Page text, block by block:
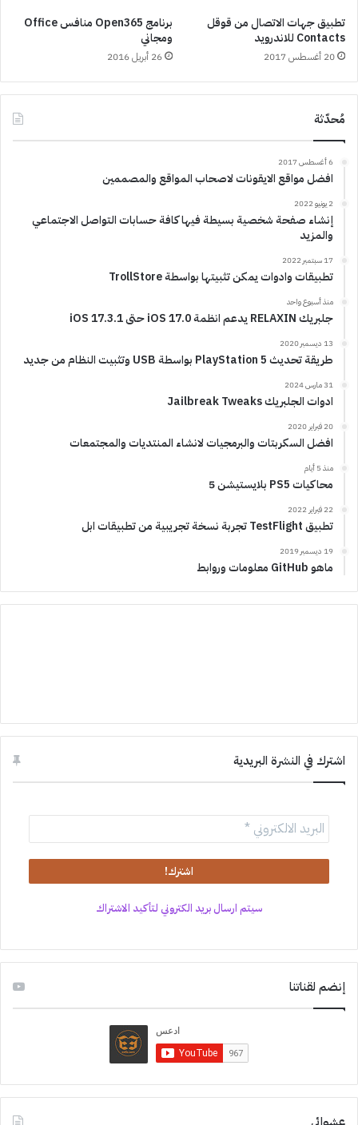
تطبيق جهات الاتصال من قوقل
Contacts للاندرويد
20 أغسطس 2017
برنامج Open365 منافس Office
ومجاني
26 أبريل 2016
مُحدّثة
6 أغسطس 2017
افضل مواقع الايقونات لاصحاب المواقع والمصممين
2 يونيو 2022
إنشاء صفحة شخصية بسيطة فيها كافة حسابات التواصل الاجتماعي
والمزيد
17 سبتمبر 2022
تطبيقات وادوات يمكن تثبيتها بواسطة TrollStore
منذ أسبوع واحد
جلبريك RELAXIN يدعم انظمة iOS 17.0 حتى iOS 17.3.1
13 ديسمبر 2020
طريقة تحديث PlayStation 5 بواسطة USB وتثبيت النظام من جديد
31 مارس 2024
ادوات الجلبريك Jailbreak Tweaks
20 فبراير 2020
افضل السكربتات والبرمجيات لانشاء المنتديات والمجتمعات
منذ 5 أيام
محاكيات PS5 بلايستيشن 5
22 فبراير 2022
تطبيق TestFlight تجربة نسخة تجريبية من تطبيقات ابل
19 ديسمبر 2019
ماهو GitHub معلومات وروابط
اشترك في النشرة البريدية
سيتم ارسال بريد الكتروني لتأكيد الاشتراك
إنضم لقناتنا
عشوائي